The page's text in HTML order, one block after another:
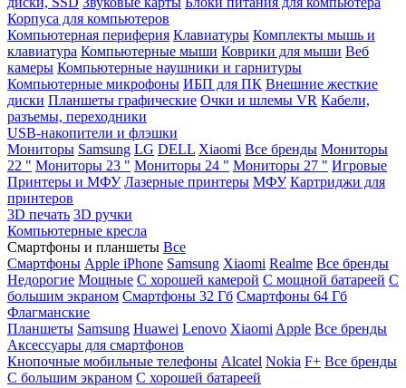
Корпуса для компьютеров
Компьютерная периферия Клавиатуры Комплекты мышь и
клавиатура Компьютерные мыши Коврики для мыши Веб
камеры Компьютерные наушники и гарнитуры
Компьютерные микрофоны ИБП для ПК Внешние жесткие
диски Планшеты графические Очки и шлемы VR Кабели,
разъемы, переходники
USB-накопители и флэшки
Мониторы Samsung LG DELL Xiaomi Все бренды Мониторы
22 " Мониторы 23 " Мониторы 24 " Мониторы 27 " Игровые
Принтеры и МФУ Лазерные принтеры МФУ Картриджи для
принтеров
3D печать 3D ручки
Компьютерные кресла
Смартфоны и планшеты Все
Смартфоны Apple iPhone Samsung Xiaomi Realme Все бренды
Недорогие Мощные С хорошей камерой С мощной батареей С
большим экраном Смартфоны 32 Гб Смартфоны 64 Гб
Флагманские
Планшеты Samsung Huawei Lenovo Xiaomi Apple Все бренды
Аксессуары для смартфонов
Кнопочные мобильные телефоны Alcatel Nokia F+ Все бренды
С большим экраном С хорошей батареей